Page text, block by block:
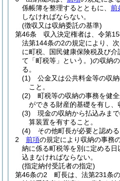
係帳簿を整理するとともに、 前
しなければならない。
(徴収又は収納委託の基準)
第46条
収入決定権者は、令第
法第144条の2の規定により、
に町税、国民健康保険税及び介
て「町税等」という。)の収納
る。
(1)
公金又は公共料金等の収
こと。
(2)
町税等の収納の事務を健
ができる財産的基礎を有し、
(3)
現金の収納から払込みま
算装置を有すること。
(4)
その他町長が必要と認める
2
前項の規定により収納の事務
納に係る町税等を別に定める
込まなければならない。
(指定納付受託者の指定)
第46条の2
町長は、法第231条